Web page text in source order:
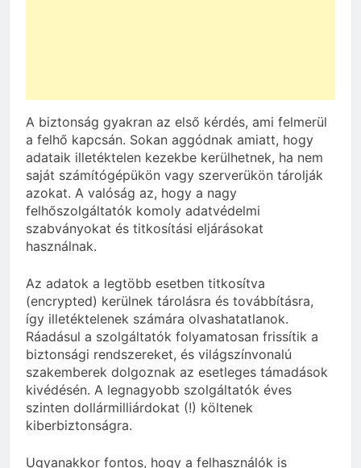
A biztonság gyakran az első kérdés, ami felmerül
a felhő kapcsán. Sokan aggódnak amiatt, hogy
adataik illetéktelen kezekbe kerülhetnek, ha nem
saját számítógépükön vagy szerverükön tárolják
azokat. A valóság az, hogy a nagy
felhőszolgáltatók komoly adatvédelmi
szabványokat és titkosítási eljárásokat
használnak.
Az adatok a legtöbb esetben titkosítva
(encrypted) kerülnek tárolásra és továbbításra,
így illetéktelenek számára olvashatatlanok.
Ráadásul a szolgáltatók folyamatosan frissítik a
biztonsági rendszereket, és világszínvonalú
szakemberek dolgoznak az esetleges támadások
kivédésén. A legnagyobb szolgáltatók éves
szinten dollármilliárdokat (!) költenek
kiberbiztonságra.
Ugyanakkor fontos, hogy a felhasználók is